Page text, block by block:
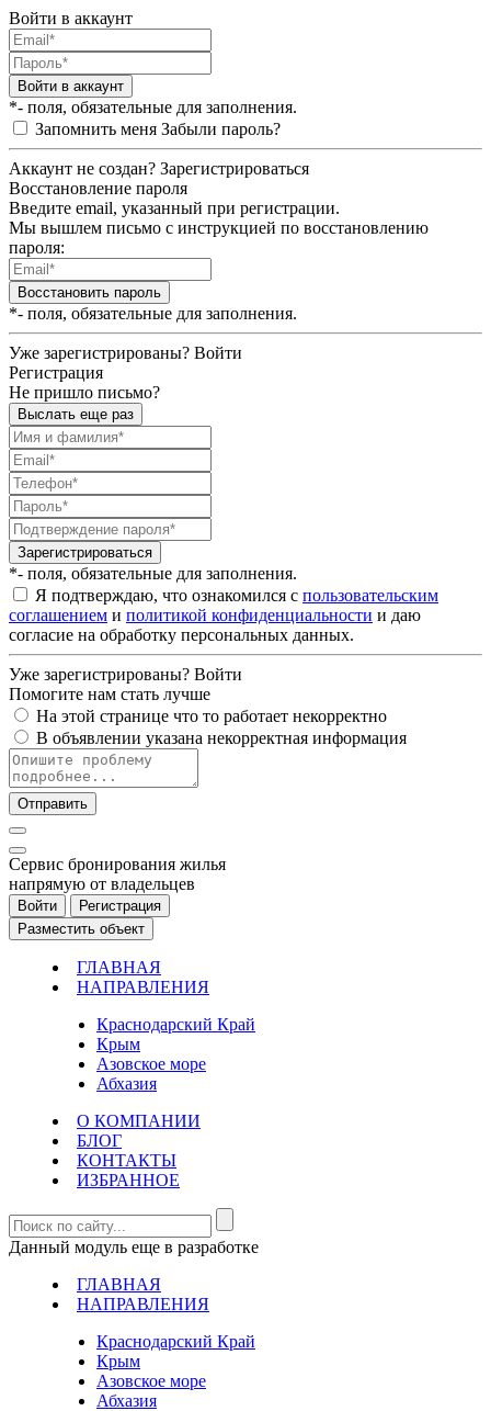
Войти в аккаунт
Войти в аккаунт
*- поля, обязательные для заполнения.
Запомнить меня Забыли пароль?
Аккаунт не создан? Зарегистрироваться
Восстановление пароля
Введите email, указанный при регистрации.
Мы вышлем письмо с инструкцией по восстановлению
пароля:
Восстановить пароль
*- поля, обязательные для заполнения.
Уже зарегистрированы? Войти
Регистрация
Не пришло письмо?
Выслать еще раз
Зарегистрироваться
*- поля, обязательные для заполнения.
Я подтверждаю, что ознакомился с пользовательским
соглашением и политикой конфиденциальности и даю
согласие на обработку персональных данных.
Уже зарегистрированы? Войти
Помогите нам стать лучше
На этой странице что то работает некорректно
В объявлении указана некорректная информация
Отправить
Cервис бронирования жилья
напрямую от владельцев
Войти
Регистрация
Разместить объект
ГЛАВНАЯ
НАПРАВЛЕНИЯ
Краснодарский Край
Крым
Азовское море
Абхазия
О КОМПАНИИ
БЛОГ
КОНТАКТЫ
ИЗБРАННОЕ
Данный модуль еще в разработке
ГЛАВНАЯ
НАПРАВЛЕНИЯ
Краснодарский Край
Крым
Азовское море
Абхазия